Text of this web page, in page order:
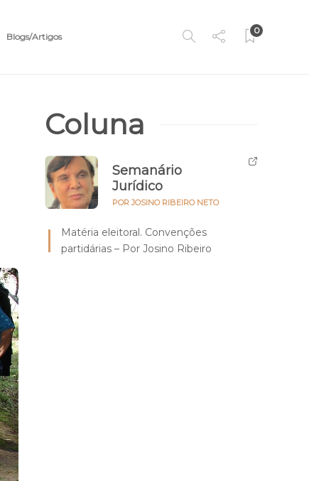
Blogs/Artigos
0
Coluna
Semanário
Jurídico
POR JOSINO RIBEIRO NETO
Matéria eleitoral. Convenções
partidárias – Por Josino Ribeiro